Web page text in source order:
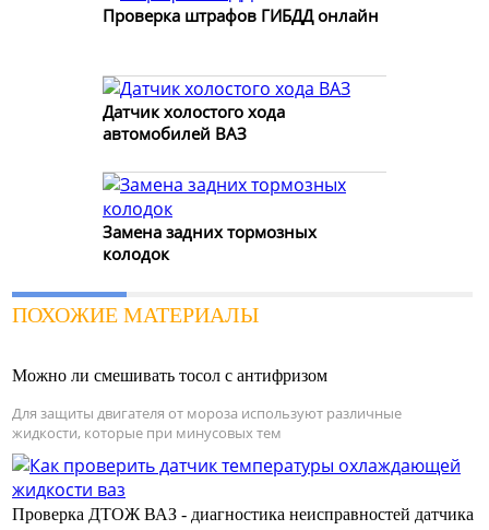
Проверка штрафов ГИБДД онлайн
Датчик холостого хода
автомобилей ВАЗ
Замена задних тормозных
колодок
ПОХОЖИЕ МАТЕРИАЛЫ
Можно ли смешивать тосол с антифризом
Для защиты двигателя от мороза используют различные
жидкости, которые при минусовых тем
Проверка ДТОЖ ВАЗ - диагностика неисправностей датчика